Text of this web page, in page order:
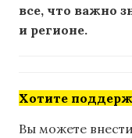
все, что важно
и регионе.
Хотите
Вы можете